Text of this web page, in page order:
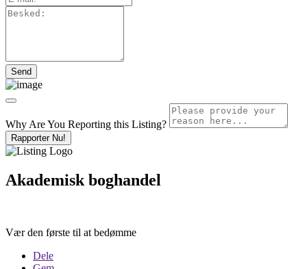
Why Are You Reporting this Listing?
Rapporter Nu!
Akademisk boghandel
Vær den første til at bedømme
Dele